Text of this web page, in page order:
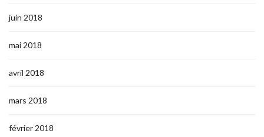
juin 2018
mai 2018
avril 2018
mars 2018
février 2018